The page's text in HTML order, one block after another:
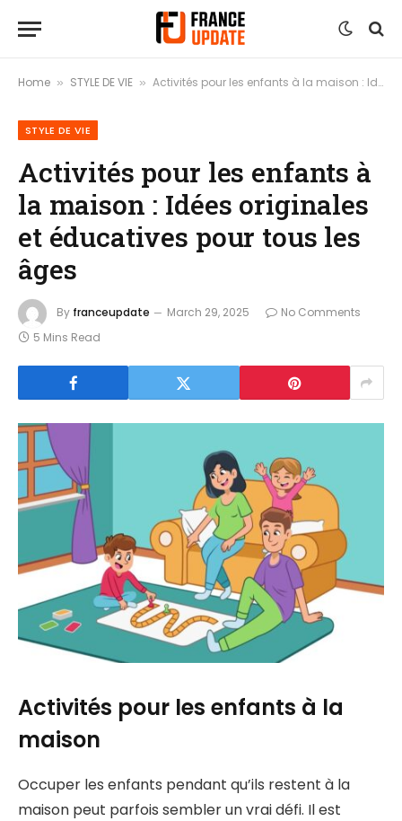
Home » STYLE DE VIE » Activités pour les enfants à la maison : Idées originales et éducatives pour tous les âges
STYLE DE VIE
Activités pour les enfants à
la maison : Idées originales
et éducatives pour tous les
âges
By franceupdate March 29, 2025
No Comments
5 Mins Read
Activités pour les enfants à la
maison
Occuper les enfants pendant qu’ils restent à la
maison peut parfois sembler un vrai défi. Il est